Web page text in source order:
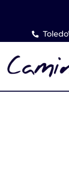
contenido Toledo